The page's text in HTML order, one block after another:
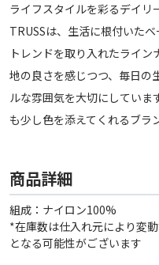
ライフスタイルを彩るデイリ
TRUSSは、生活に根付いた
トレンドを取り入れたライ
地の良さを感じつつ、毎日の
ルな雰囲気を大切にしていま
も少し色を添えてくれるブラ
商品詳細
組成：ナイロン100%
*在庫数は仕入れ元により変
となる可能性がございます